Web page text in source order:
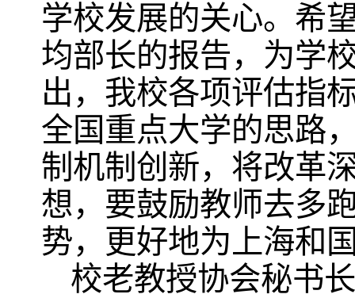
学校发展的关心。希
均部长的报告，为学
出，我校各项评估指
全国重点大学的思路
制机制创新，将改革
想，要鼓励教师去多
势，更好地为上海和
校老教授协会秘书